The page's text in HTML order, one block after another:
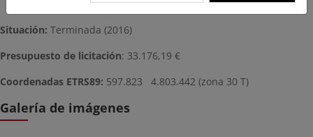
Situación: Terminada (2016)
Presupuesto de licitación: 33.176,19 €
Coordenadas ETRS89: 597.823 4.803.442 (zona 30 T)
Galería de imágenes